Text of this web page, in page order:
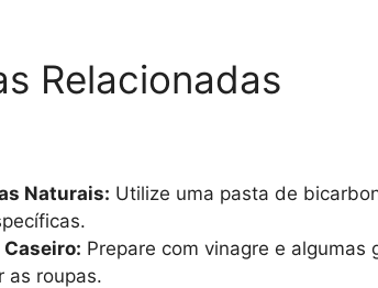
Relacionadas
Naturais: Utilize uma pasta de
Prepare com vinagre e algumas
as roupas.